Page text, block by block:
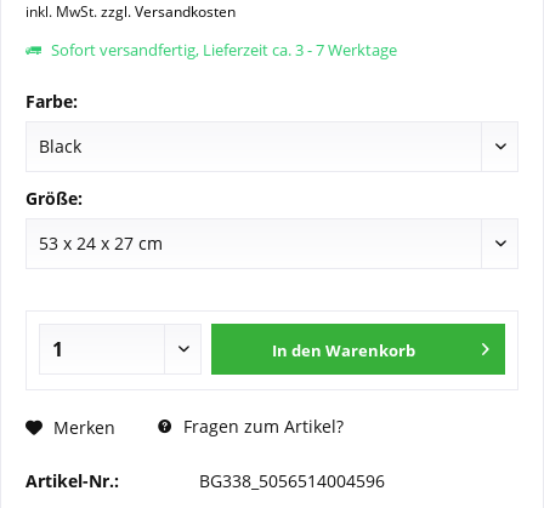
inkl. MwSt.zzgl. Versandkosten
Sofort versandfertig, Lieferzeit ca. 3 - 7 Werktage
Farbe:
Größe:
In den Warenkorb
Merken Fragen zum Artikel?
Artikel-Nr.: BG338_5056514004596